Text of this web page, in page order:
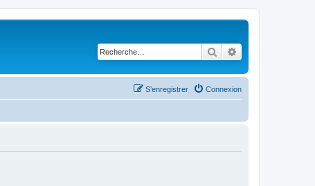
Rechercher
Connexion
S’enregistrer